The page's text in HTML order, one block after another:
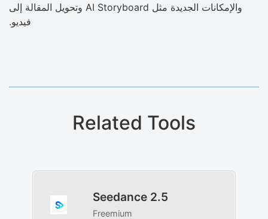
والإمكانات الجديدة مثل AI Storyboard وتحويل المقالة إلى
فيديو.
Related Tools
Seedance 2.5
Freemium